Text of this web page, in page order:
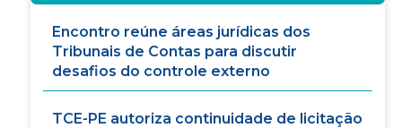
Encontro reúne áreas jurídicas dos
Tribunais de Contas para discutir
desafios do controle externo
TCE-PE autoriza continuidade de licitação